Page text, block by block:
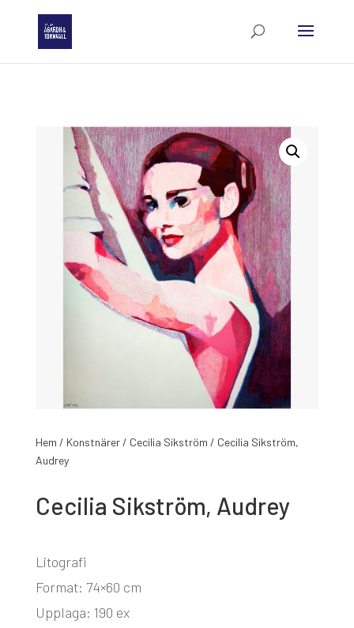
Hem / Konstnärer/ Cecilia Sikström / Cecilia Sikström,
Audrey
Cecilia Sikström, Audrey
Litografi
Format: 74×60 cm
Upplaga: 190 ex